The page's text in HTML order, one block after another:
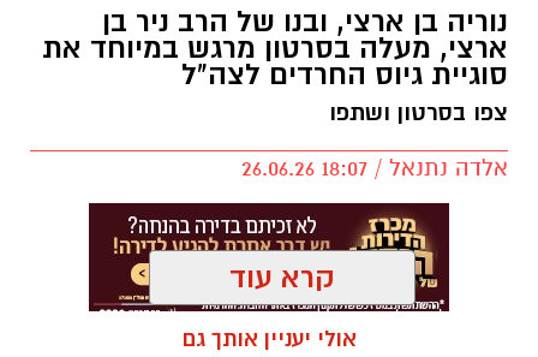
נוריה בן ארצי, ובנו של הרב ניר בן
ארצי, מעלה בסרטון מרגש במיוחד את
סוגיית גיוס החרדים לצה"ל
צפו בסרטון ושתפו
אלדה נתנאל / 18:07 26.06.26
קרא עוד
אולי יעניין אותך גם